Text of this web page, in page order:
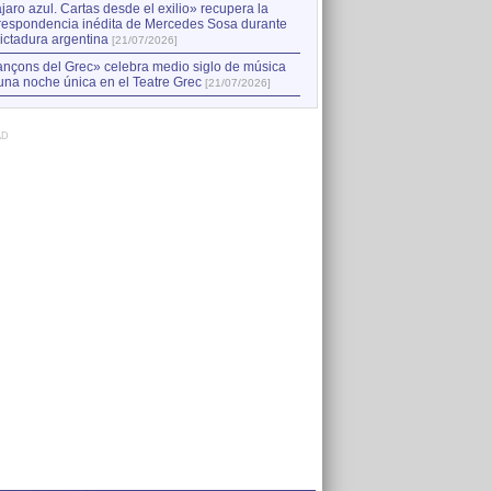
azul. Cartas desde el exilio» recupera la
inédita de Mercedes Sosa durante
argentina [21/07/2026]
del Grec» celebra medio siglo de música
noche única en el Teatre Grec [21/07/2026]